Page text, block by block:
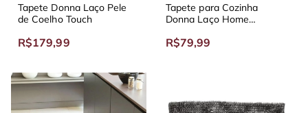
Tapete Donna Laço Pele
de Coelho Touch
R$179,99
Tapete para Cozinha
Donna Laço Home
R$79,99